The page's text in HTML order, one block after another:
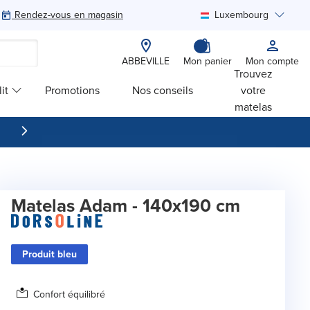
Rendez-vous en magasin Luxembourg
ABBEVILLE Mon panier Mon compte
Promotions Nos conseils
Trouvez
votre
matelas
Matelas Adam - 140x190 cm
Produit bleu
Confort équilibré